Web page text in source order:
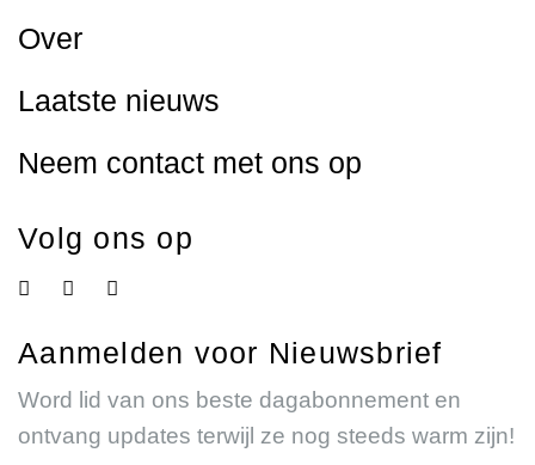
Over
Laatste nieuws
Neem contact met ons op
Volg ons op
Aanmelden voor Nieuwsbrief
Word lid van ons beste dagabonnement en
ontvang updates terwijl ze nog steeds warm zijn!